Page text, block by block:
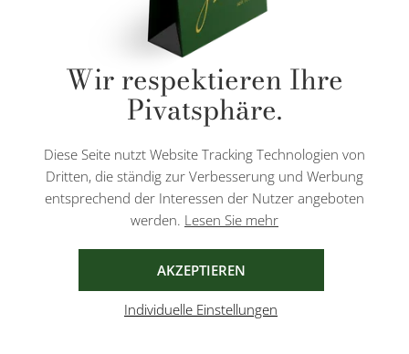
* Alle Preise inkl. gesetzl. Mehrwertsteuer zzgl.
Nachnahmegebühren, wenn nicht anders angegeben.
Diese Website ist durch reCAPTCHA geschützt und es gelten die
Wir respektieren Ihre
Pivatsphäre.
Diese Seite nutzt Website Tracking Technologien von
Dritten, die ständig zur Verbesserung und Werbung
entsprechend der Interessen der Nutzer angeboten
werden. Lesen Sie mehr
AKZEPTIEREN
Individuelle Einstellungen